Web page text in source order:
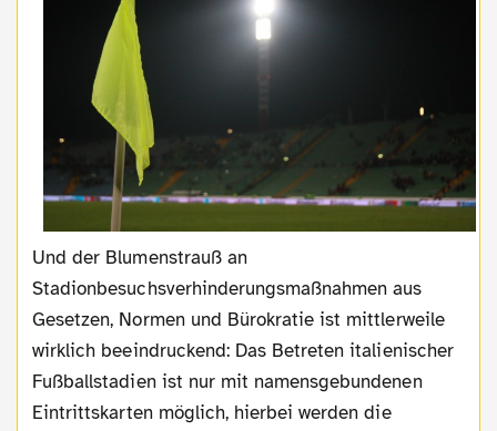
Und der Blumenstrauß an
Stadionbesuchsverhinderungsmaßnahmen aus
Gesetzen, Normen und Bürokratie ist mittlerweile
wirklich beeindruckend: Das Betreten italienischer
Fußballstadien ist nur mit namensgebundenen
Eintrittskarten möglich, hierbei werden die